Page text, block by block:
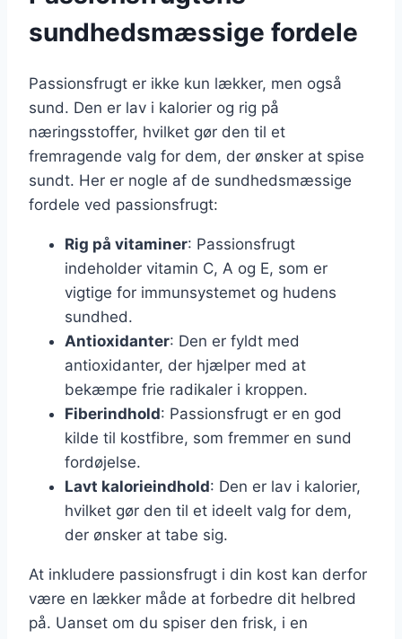
sundhedsmæssige fordele
Passionsfrugt er ikke kun lækker, men også
sund. Den er lav i kalorier og rig på
næringsstoffer, hvilket gør den til et
fremragende valg for dem, der ønsker at spise
sundt. Her er nogle af de sundhedsmæssige
fordele ved passionsfrugt:
Rig på vitaminer: Passionsfrugt
indeholder vitamin C, A og E, som er
vigtige for immunsystemet og hudens
sundhed.
Antioxidanter: Den er fyldt med
antioxidanter, der hjælper med at
bekæmpe frie radikaler i kroppen.
Fiberindhold: Passionsfrugt er en god
kilde til kostfibre, som fremmer en sund
fordøjelse.
Lavt kalorieindhold: Den er lav i kalorier,
hvilket gør den til et ideelt valg for dem,
der ønsker at tabe sig.
At inkludere passionsfrugt i din kost kan derfor
være en lækker måde at forbedre dit helbred
på. Uanset om du spiser den frisk, i en